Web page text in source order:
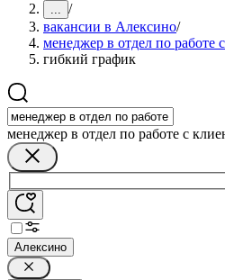
... /
вакансии в Алексино/
менеджер в отдел по работе
гибкий график
менеджер в отдел по работе с
Алексино